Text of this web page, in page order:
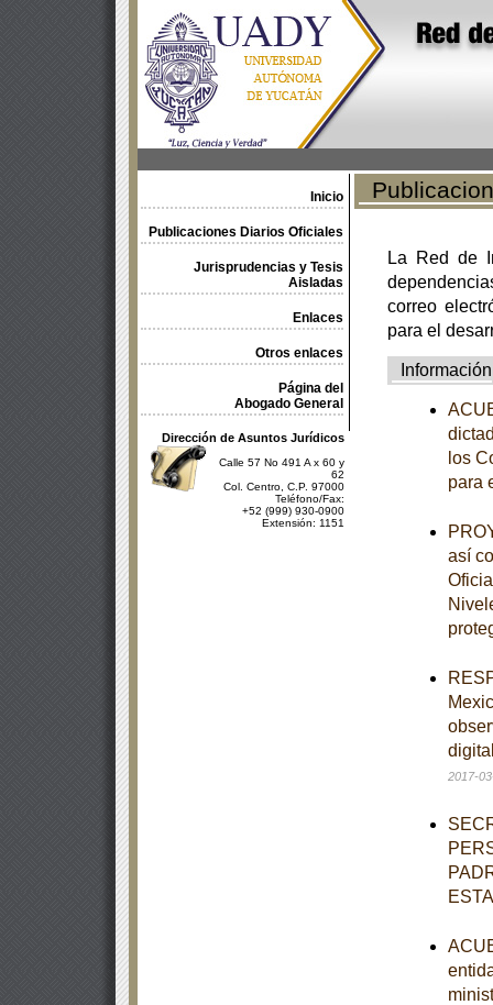
Inicio
Publicaciones Diarios Oficiales
Jurisprudencias y Tesis
Aisladas
Enlaces
Otros enlaces
Página del
Abogado General
Dirección de Asuntos Jurídicos
Calle 57 No 491 A x 60 y
62
Col. Centro, C.P. 97000
Teléfono/Fax:
+52 (999) 930-0900
Extensión: 1151
La Red de
correo
para el
Información
los
para
así
2017-